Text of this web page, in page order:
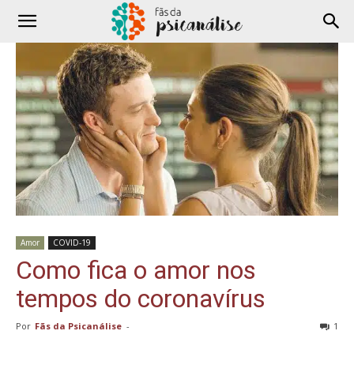
Amor COVID-19
Como fica o amor nos
tempos do coronavírus
Por Fãs da Psicanálise - 1